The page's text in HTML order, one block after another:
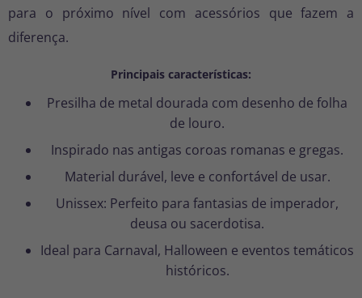
para o próximo nível com acessórios que fazem a
diferença.
Principais características:
Presilha de metal dourada com desenho de folha
de louro.
Inspirado nas antigas coroas romanas e gregas.
Material durável, leve e confortável de usar.
Unissex: Perfeito para fantasias de imperador,
deusa ou sacerdotisa.
Ideal para Carnaval, Halloween e eventos temáticos
históricos.